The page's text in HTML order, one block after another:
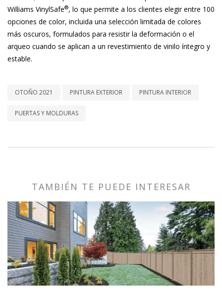
Williams VinylSafe®, lo que permite a los clientes elegir entre 100
opciones de color, incluida una selección limitada de colores
más oscuros, formulados para resistir la deformación o el
arqueo cuando se aplican a un revestimiento de vinilo íntegro y
estable.
OTOÑO 2021 PINTURA EXTERIOR PINTURA INTERIOR
PUERTAS Y MOLDURAS
TAMBIÉN TE PUEDE INTERESAR